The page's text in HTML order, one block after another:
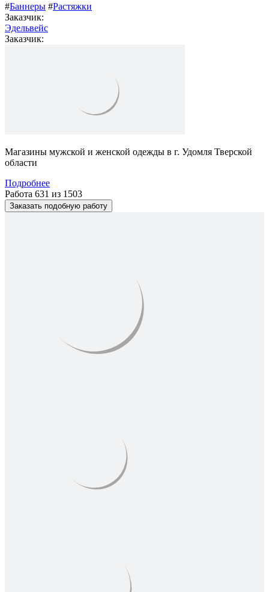
#Баннеры #Растяжки
Заказчик:
Эдельвейс
Заказчик:
Магазины мужской и женской одежды в г. Удомля Тверской
области
Подробнее
Работа 631 из 1503
Заказать подобную работу